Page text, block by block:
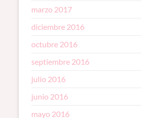
marzo 2017
diciembre 2016
octubre 2016
septiembre 2016
julio 2016
junio 2016
mayo 2016